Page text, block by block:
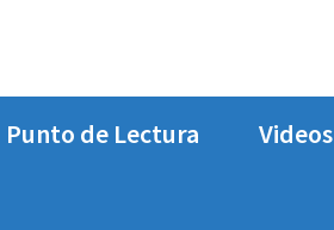
Punto de Lectura Videos